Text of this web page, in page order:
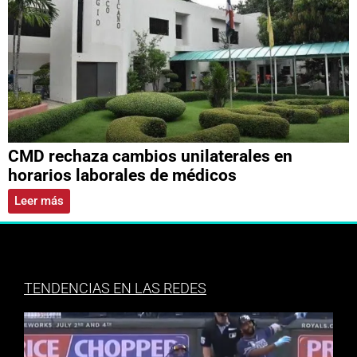
CMD rechaza cambios unilaterales en
horarios laborales de médicos
Leer más
TENDENCIAS EN LAS REDES